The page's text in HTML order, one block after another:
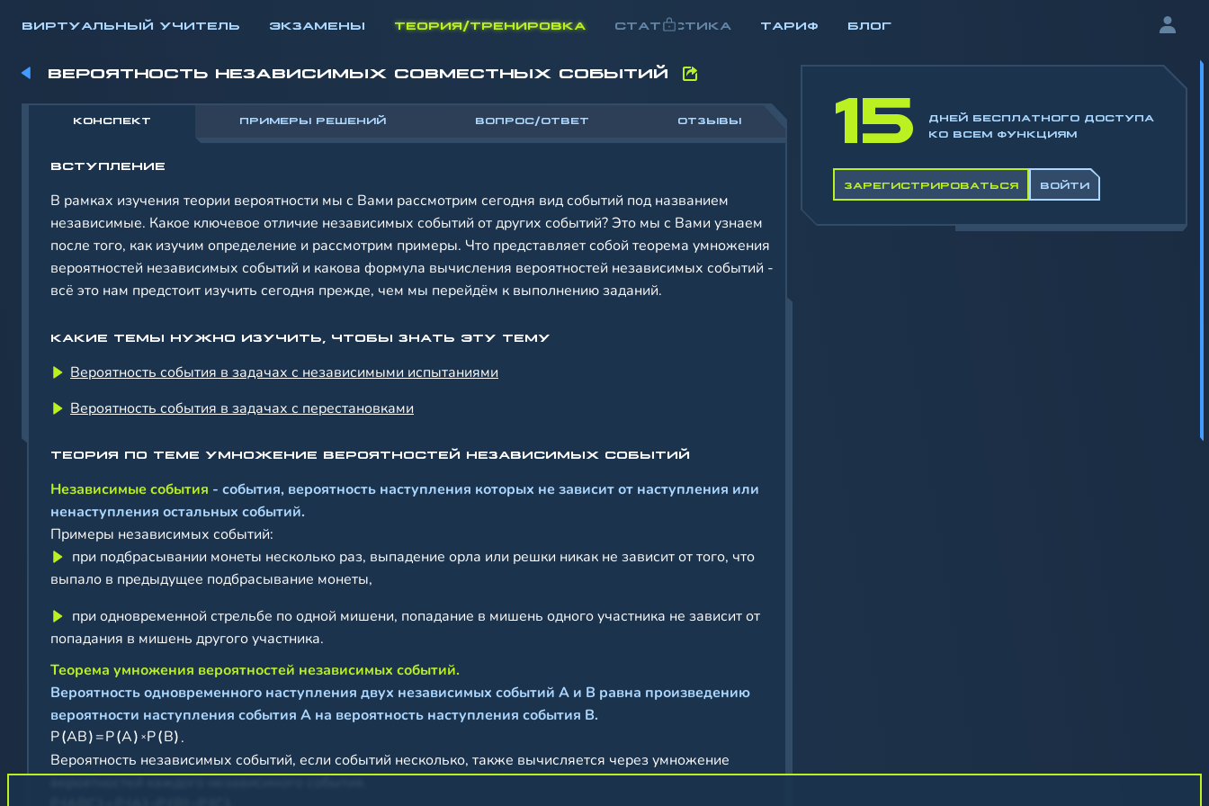
ВИРТУАЛЬНЫЙ УЧИТЕЛЬ ЭКЗАМЕНЫ ТЕОРИЯ/ТРЕНИРОВКА СТАТИСТИКА ТАРИФ БЛОГ
ВЕРОЯТНОСТЬ НЕЗАВИСИМЫХ СОВМЕСТНЫХ СОБЫТИЙ
ВСТУПЛЕНИЕ
В рамках изучения теории вероятности мы с Вами рассмотрим сегодня вид событий под названием
независимые. Какое ключевое отличие независимых событий от других событий? Это мы с Вами узнаем
после того, как изучим определение и рассмотрим примеры. Что представляет собой теорема умножения
вероятностей независимых событий и какова формула вычисления вероятностей независимых событий -
всё это нам предстоит изучить сегодня прежде, чем мы перейдём к выполнению заданий.
КАКИЕ ТЕМЫ НУЖНО ИЗУЧИТЬ, ЧТОБЫ ЗНАТЬ ЭТУ ТЕМУ
Вероятность события в задачах с независимыми испытаниями
Вероятность события в задачах с перестановками
ТЕОРИЯ ПО ТЕМЕ УМНОЖЕНИЕ ВЕРОЯТНОСТЕЙ НЕЗАВИСИМЫХ СОБЫТИЙ
Независимые события - события, вероятность наступления которых не зависит от наступления или
ненаступления остальных событий.
Примеры независимых событий:
при подбрасывании монеты несколько раз, выпадение орла или решки никак не зависит от того, что
выпало в предыдущее подбрасывание монеты,
при одновременной стрельбе по одной мишени, попадание в мишень одного участника не зависит от
попадания в мишень другого участника.
Теорема умножения вероятностей независимых событий.
Вероятность одновременного наступления двух независимых событий A и B равна произведению
вероятности наступления события A на вероятность наступления события B.
P AB =P A +P B .
Вероятность независимых событий, если событий несколько, также вычисляется через умножение
КОНСПЕКТ ПРИМЕРЫ РЕШЕНИЙ ВОПРОС/ОТВЕТ ОТЗЫВЫ 15
ДНЕЙ БЕСПЛАТНОГО ДОСТУПА
КО ВСЕМ ФУНКЦИЯМ
ЗАРЕГИСТРИРОВАТЬСЯ ВОЙТИ